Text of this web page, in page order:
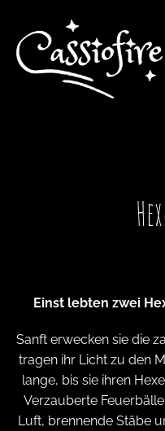
Inhalt
springen
Einst lebten zwei
Sanft erwecken sie die
tragen ihr Licht zu den
lange, bis sie ihren
Verzauberte
Luft, brennende Stäbe